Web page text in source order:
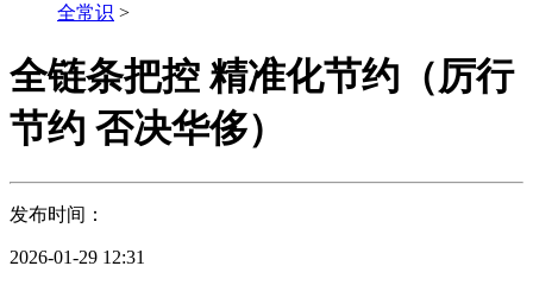
全常识 >
全链条把控 精准化节约（厉行
节约 否决华侈）
发布时间：
2026-01-29 12:31